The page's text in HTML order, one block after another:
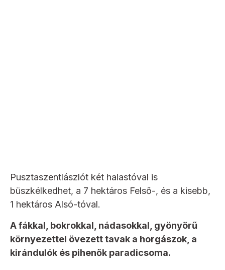
Pusztaszentlászlót két halastóval is
büszkélkedhet, a 7 hektáros Felső-, és a kisebb,
1 hektáros Alsó-tóval.
A fákkal, bokrokkal, nádasokkal, gyönyörű
környezettel övezett tavak a horgászok, a
kirándulók és pihenők paradicsoma.